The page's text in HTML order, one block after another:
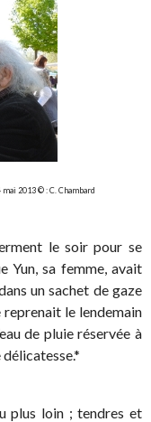
2013 © : C. Chambard
le soir pour se
Yun, sa femme, avait
un sachet de gaze
reprenait le lendemain
de pluie réservée à
délicatesse.*
plus loin ; tendres et